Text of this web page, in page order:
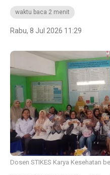
waktu baca 2 menit
Rabu, 8 Jul 2026 11:29
Dosen STIKES Karya Kesehatan